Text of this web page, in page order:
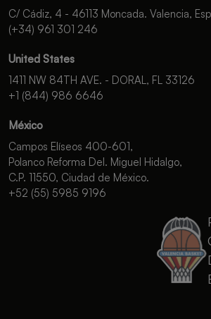
C/ Cádiz, 4 - 46113 Moncada. Valencia,
(+34) 961 301 246
United States
1411 NW 84TH AVE. - DORAL, FL 33126
+1 (844) 986 6646
México
Campos Elíseos 400-601,
Polanco Reforma Del. Miguel Hidalgo,
C.P. 11550, Ciudad de México.
+52 (55) 5985 9196